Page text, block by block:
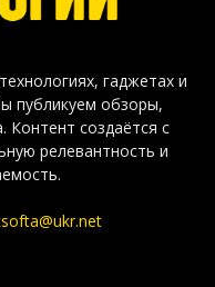
гаджетах и
публикуем обзоры,
Контент создаётся с
релевантность и